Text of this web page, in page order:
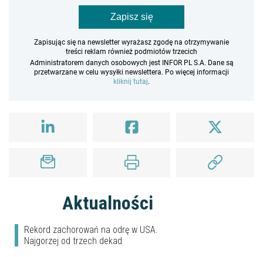
Zapisz się
Zapisując się na newsletter wyrażasz zgodę na otrzymywanie
treści reklam również podmiotów trzecich
Administratorem danych osobowych jest INFOR PL S.A. Dane są
przetwarzane w celu wysyłki newslettera. Po więcej informacji
kliknij tutaj.
Aktualności
Rekord zachorowań na odrę w USA.
Najgorzej od trzech dekad